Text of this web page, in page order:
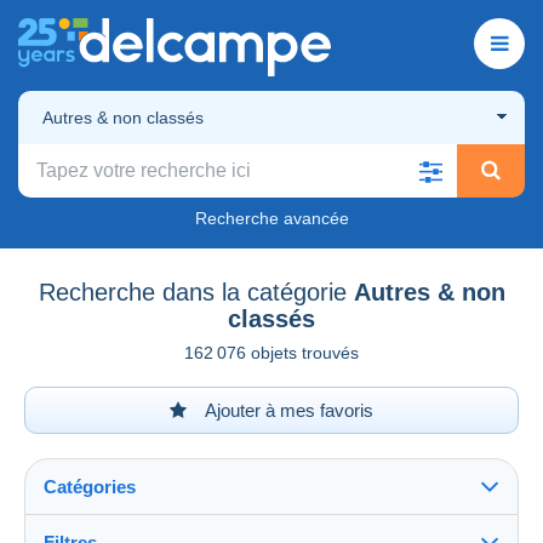
Autres & non classés
Recherche avancée
Recherche dans la catégorie Autres & non
classés
162 076 objets trouvés
Ajouter à mes favoris
Catégories